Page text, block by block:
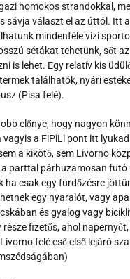
homokos strandokkal,
sávja választ el az úttól. Itt
mindenféle vizi
sétákat tehetünk, sőt
is lehet. Egy relatív kis
találhatók, nyári
(Pisa felé).
előnye, hogy nagyon
a FiPiLi pont itt
a kikötő, sem Livorno
parttal párhuzamosan futó
ha csak egy fürdőzésre
egy nyaralót, vagy
és gyalog vagy
fizetős, ahol
felé eső első lejáró